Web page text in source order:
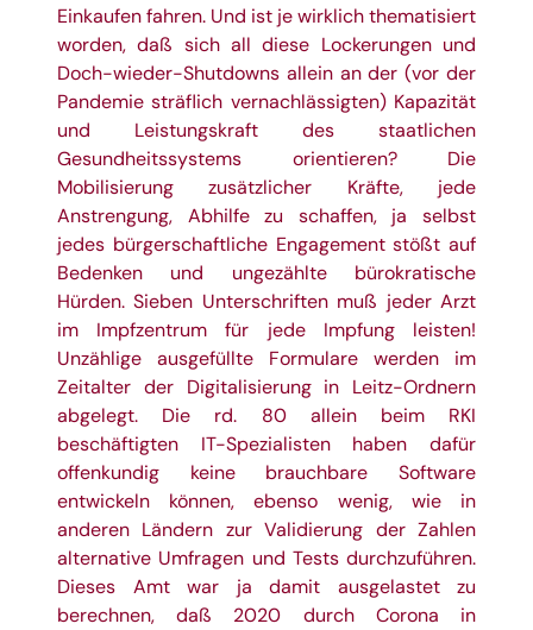
Einkaufen fahren. Und ist je wirklich thematisiert
worden, daß sich all diese Lockerungen und
Doch-wieder-Shutdowns allein an der (vor der
Pandemie sträflich vernachlässigten) Kapazität
und Leistungskraft des staatlichen
Gesundheitssystems orientieren? Die
Mobilisierung zusätzlicher Kräfte, jede
Anstrengung, Abhilfe zu schaffen, ja selbst
jedes bürgerschaftliche Engagement stößt auf
Bedenken und ungezählte bürokratische
Hürden. Sieben Unterschriften muß jeder Arzt
im Impfzentrum für jede Impfung leisten!
Unzählige ausgefüllte Formulare werden im
Zeitalter der Digitalisierung in Leitz-Ordnern
abgelegt. Die rd. 80 allein beim RKI
beschäftigten IT-Spezialisten haben dafür
offenkundig keine brauchbare Software
entwickeln können, ebenso wenig, wie in
anderen Ländern zur Validierung der Zahlen
alternative Umfragen und Tests durchzuführen.
Dieses Amt war ja damit ausgelastet zu
berechnen, daß 2020 durch Corona in